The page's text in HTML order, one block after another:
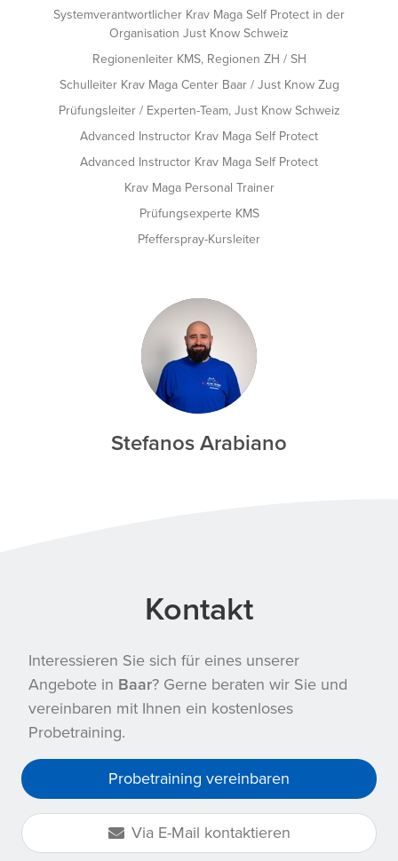
Systemverantwortlicher Krav Maga Self Protect in der
Organisation Just Know Schweiz
Regionenleiter KMS, Regionen ZH / SH
Schulleiter Krav Maga Center Baar / Just Know Zug
Prüfungsleiter / Experten-Team, Just Know Schweiz
Advanced Instructor Krav Maga Self Protect
Advanced Instructor Krav Maga Self Protect
Krav Maga Personal Trainer
Prüfungsexperte KMS
Pfefferspray-Kursleiter
SA
Stefanos Arabiano
Kontakt
Interessieren Sie sich für eines unserer
Angebote in Baar? Gerne beraten wir Sie und
vereinbaren mit Ihnen ein kostenloses
Probetraining.
Probetraining vereinbaren
Via E-Mail kontaktieren